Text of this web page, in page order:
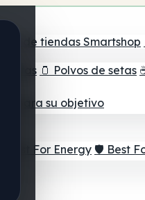
de tiendas Smartshop
setas 🫙 Polvos de setas
para su objetivo
⚡ Best For Energy 🛡️ Best